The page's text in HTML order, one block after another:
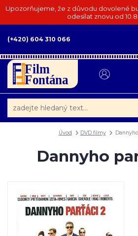
Upozorňujeme, že z důvodu dovolené
odesílat znovu od
(+420) 604 310 066
Úvod DVD filmy
Dannyho